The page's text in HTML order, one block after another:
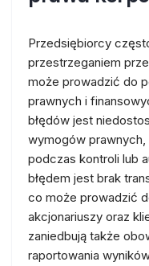
Przedsiębiorcy
przestrzeganiem
może prowadzić do
prawnych i
błędów jest
wymogów
podczas kontroli lub
błędem jest brak
co może prowadzić
akcjonariuszy oraz
zaniedbują także
raportowania